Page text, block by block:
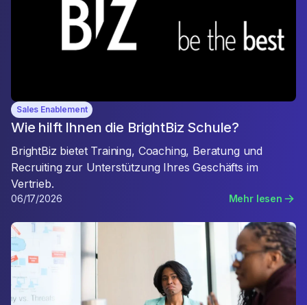
Sales Enablement
Wie hilft Ihnen die BrightBiz Schule?
BrightBiz bietet Training, Coaching, Beratung und
Recruiting zur Unterstützung Ihres Geschäfts im
Vertrieb.
06/17/2026 Mehr lesen